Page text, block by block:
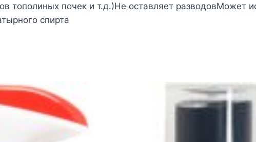
тополиных почек и т.д.)Не оставляет разводовМожет
спирта